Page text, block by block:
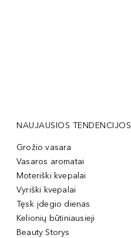
NAUJAUSIOS TENDENCIJOS
Grožio vasara
Vasaros aromatai
Moteriški kvepalai
Vyriški kvepalai
Tęsk įdegio dienas
Kelionių būtiniausieji
Beauty Storys